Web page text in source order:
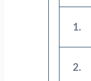
1.
2.